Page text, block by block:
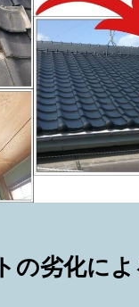
の劣化によ